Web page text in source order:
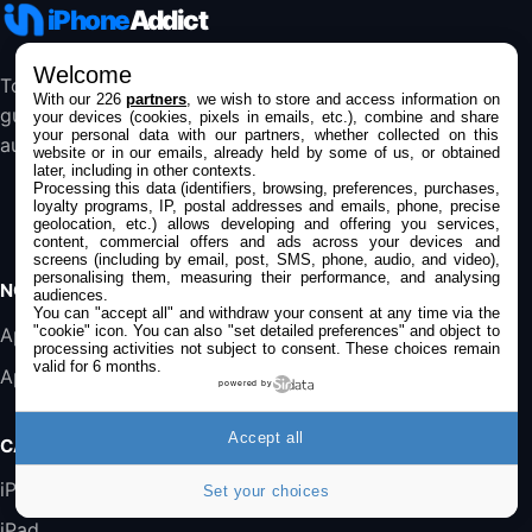
et Softphones
44,43€66,9€Amazon
Jabra Biz 2300 - Casque Mono supra-
auriculaire Quick Disconnect - Casque
Filaire avec Microphone Antibruit Pour
Téléphones de Bureau
31,87€88,29€Amazon
Accessoire iRobot Roomba - Kit de
Rémplacement Roomba Séries 600
19,9€23,99€Amazon
Harman Kardon SoundSticks 5 Haut-Parleur
Bluetooth, Noir
289,47€ 317,71€Boulanger
Galaxy S25 FE 6,7\" 5G Nano SIM 128 Go
iPhoneAddict
Toute l’actualité Apple, les bons plans, les
guides et les analyses pour suivre l’écosystème
au quotidien.
NOS APPS
Application iPhone/iPad
Application Mac
CATÉGORIES
iPhone
Welcome
With our 226partners , we wish to store and access information on
your devices (cookies, pixels in emails, etc.), combine and share
your personal data with our partners, whether collected on this
website or in our emails, already held by some of us, or obtained
later, including in other contexts.
Processing this data (identifiers, browsing, preferences, purchases,
loyalty programs, IP, postal addresses and emails, phone, precise
geolocation, etc.) allows developing and offering you services,
content, commercial offers and ads across your devices and
screens (including by email, post, SMS, phone, audio, and video),
personalising them, measuring their performance, and analysing
audiences.
You can "accept all" and withdraw your consent at any time via the
"cookie" icon. You can also "set detailed preferences" and object to
processing activities not subject to consent. These choices remain
valid for 6 months.
powered by
Set your choices
Accept all